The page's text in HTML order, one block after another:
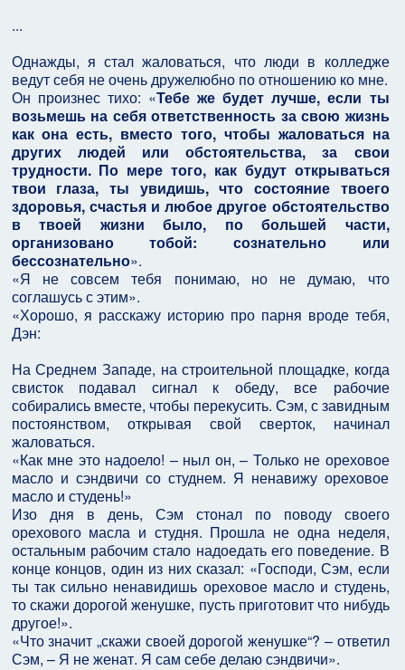
...
Однажды, я стал жаловаться, что люди в колледже
ведут себя не очень дружелюбно по отношению ко мне.
Он произнес тихо: «Тебе же будет лучше, если ты
возьмешь на себя ответственность за свою жизнь
как она есть, вместо того, чтобы жаловаться на
других людей или обстоятельства, за свои
трудности. По мере того, как будут открываться
твои глаза, ты увидишь, что состояние твоего
здоровья, счастья и любое другое обстоятельство
в твоей жизни было, по большей части,
организовано тобой: сознательно или
бессознательно».
«Я не совсем тебя понимаю, но не думаю, что
соглашусь с этим».
«Хорошо, я расскажу историю про парня вроде тебя,
Дэн:
На Среднем Западе, на строительной площадке, когда
свисток подавал сигнал к обеду, все рабочие
собирались вместе, чтобы перекусить. Сэм, с завидным
постоянством, открывая свой сверток, начинал
жаловаться.
«Как мне это надоело! – ныл он, – Только не ореховое
масло и сэндвичи со студнем. Я ненавижу ореховое
масло и студень!»
Изо дня в день, Сэм стонал по поводу своего
орехового масла и студня. Прошла не одна неделя,
остальным рабочим стало надоедать его поведение. В
конце концов, один из них сказал: «Господи, Сэм, если
ты так сильно ненавидишь ореховое масло и студень,
то скажи дорогой женушке, пусть приготовит что нибудь
другое!».
«Что значит „скажи своей дорогой женушке“? – ответил
Сэм, – Я не женат. Я сам себе делаю сэндвичи».